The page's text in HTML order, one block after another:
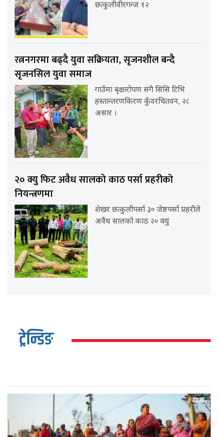
छत्कुलीवीरगन्ज १२
रत्ननगरमा बढ्दै युवा सक्रियता, सृजनशील बन्दै
सृजनसिल युवा समाज
गाउँमा बृक्षारोपण संगै सिसि टिभि
हस्तान्तरणकिरण कुँवरचितवन, २८
असार ।
२० क्यु फिट अवैध सालको काठ पर्सा प्रहरीको
नियन्त्रणमा
शेखर छत्कुलीपर्सा ३० जेष्ठपर्सा प्रहरीले
अवैध सालको काठ २० क्यु
ट्रेन्डिङ